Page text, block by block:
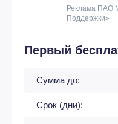
Реклама ПАО
Поддержки»
Первый
Сумма до:
Срок (дни):